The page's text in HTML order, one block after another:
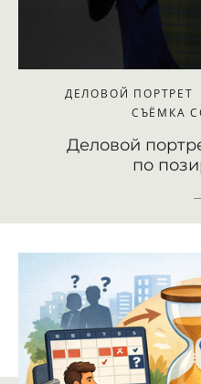
ДЕЛОВОЙ ПОРТРЕТ
СЪЁМКА
Деловой
по